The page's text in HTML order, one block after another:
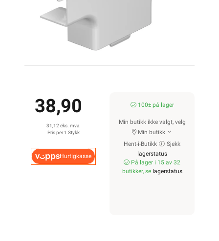
38,90
31,12 eks. mva.
Pris per 1 Stykk
Hurtigkasse
100± på lager
Min butikk ikke valgt, velg
Min butikk
Hent-i-Butikk
Sjekk
lagerstatus
På lager i 15 av 32
butikker, se lagerstatus